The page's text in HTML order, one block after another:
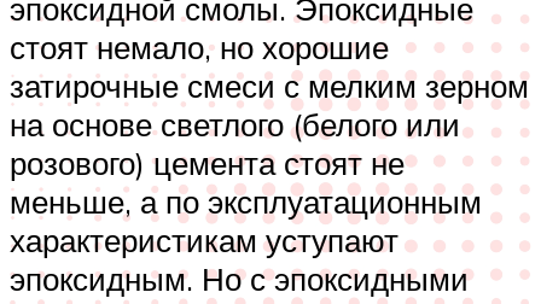
эпоксидной смолы. Эпоксидные
стоят немало, но хорошие
затирочные смеси с мелким зерном
на основе светлого (белого или
розового) цемента стоят не
меньше, а по эксплуатационным
характеристикам уступают
эпоксидным. Но с эпоксидными